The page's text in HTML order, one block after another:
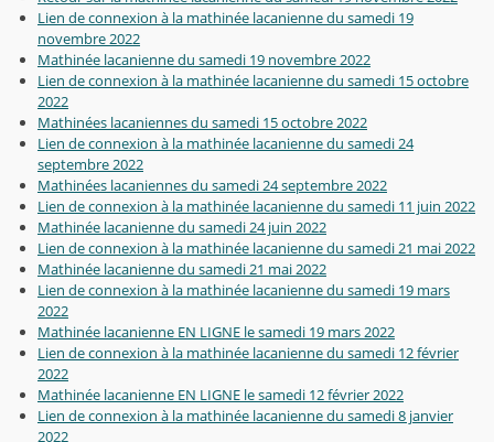
Lien de connexion à la mathinée lacanienne du samedi 19
novembre 2022
Mathinée lacanienne du samedi 19 novembre 2022
Lien de connexion à la mathinée lacanienne du samedi 15 octobre
2022
Mathinées lacaniennes du samedi 15 octobre 2022
Lien de connexion à la mathinée lacanienne du samedi 24
septembre 2022
Mathinées lacaniennes du samedi 24 septembre 2022
Lien de connexion à la mathinée lacanienne du samedi 11 juin 2022
Mathinée lacanienne du samedi 24 juin 2022
Lien de connexion à la mathinée lacanienne du samedi 21 mai 2022
Mathinée lacanienne du samedi 21 mai 2022
Lien de connexion à la mathinée lacanienne du samedi 19 mars
2022
Mathinée lacanienne EN LIGNE le samedi 19 mars 2022
Lien de connexion à la mathinée lacanienne du samedi 12 février
2022
Mathinée lacanienne EN LIGNE le samedi 12 février 2022
Lien de connexion à la mathinée lacanienne du samedi 8 janvier
2022